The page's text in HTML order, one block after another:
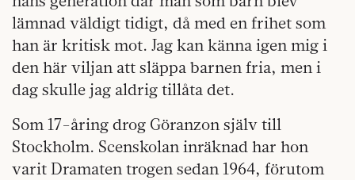
lämnad väldigt tidigt, då med en frihet som
han är kritisk mot. Jag kan känna igen mig i
den här viljan att släppa barnen fria, men i
dag skulle jag aldrig tillåta det.
Som 17-åring drog Göranzon själv till
Stockholm. Scenskolan inräknad har hon
varit Dramaten trogen sedan 1964, förutom